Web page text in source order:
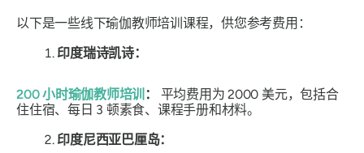
以下是一些线下瑜伽教师培训课程，供您参考费用：
印度瑞诗凯诗：
200 小时瑜伽教师培训 ：
平均费用为 2000 美元，包括合
住住宿、每日 3 顿素食、课程手册和材料。
印度尼西亚巴厘岛：